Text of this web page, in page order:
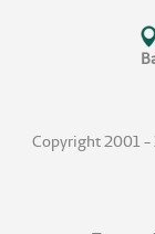
Copyright 2001 -